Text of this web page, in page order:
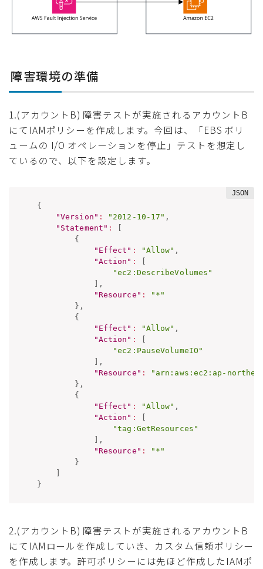
障害環境の準備
1.(アカウントB) 障害テストが実施されるアカウントB
にてIAMポリシーを作成します。今回は、「EBS ボリ
ュームの I/O オペレーションを停止」テストを想定し
ているので、以下を設定します。
{
"Version" : "2012-10-17" ,
"Statement" :
{
"Effect" : "Allow" ,
"Action" :
"ec2:DescribeVolumes"
,
"Resource" :
"*"
} ,
{
"Effect" : "Allow" ,
"Action" :
"ec2:PauseVolumeIO"
,
"Resource" :
"arn:aws:ec2:ap-
} ,
{
"Effect" : "Allow" ,
"Action" :
"tag:GetResources"
,
"Resource" :
"*"
}
}
2.(アカウントB) 障害テストが実施されるアカウントB
にてIAMロールを作成していき、カスタム信頼ポリシー
を作成します。許可ポリシーには先ほど作成したIAMポ